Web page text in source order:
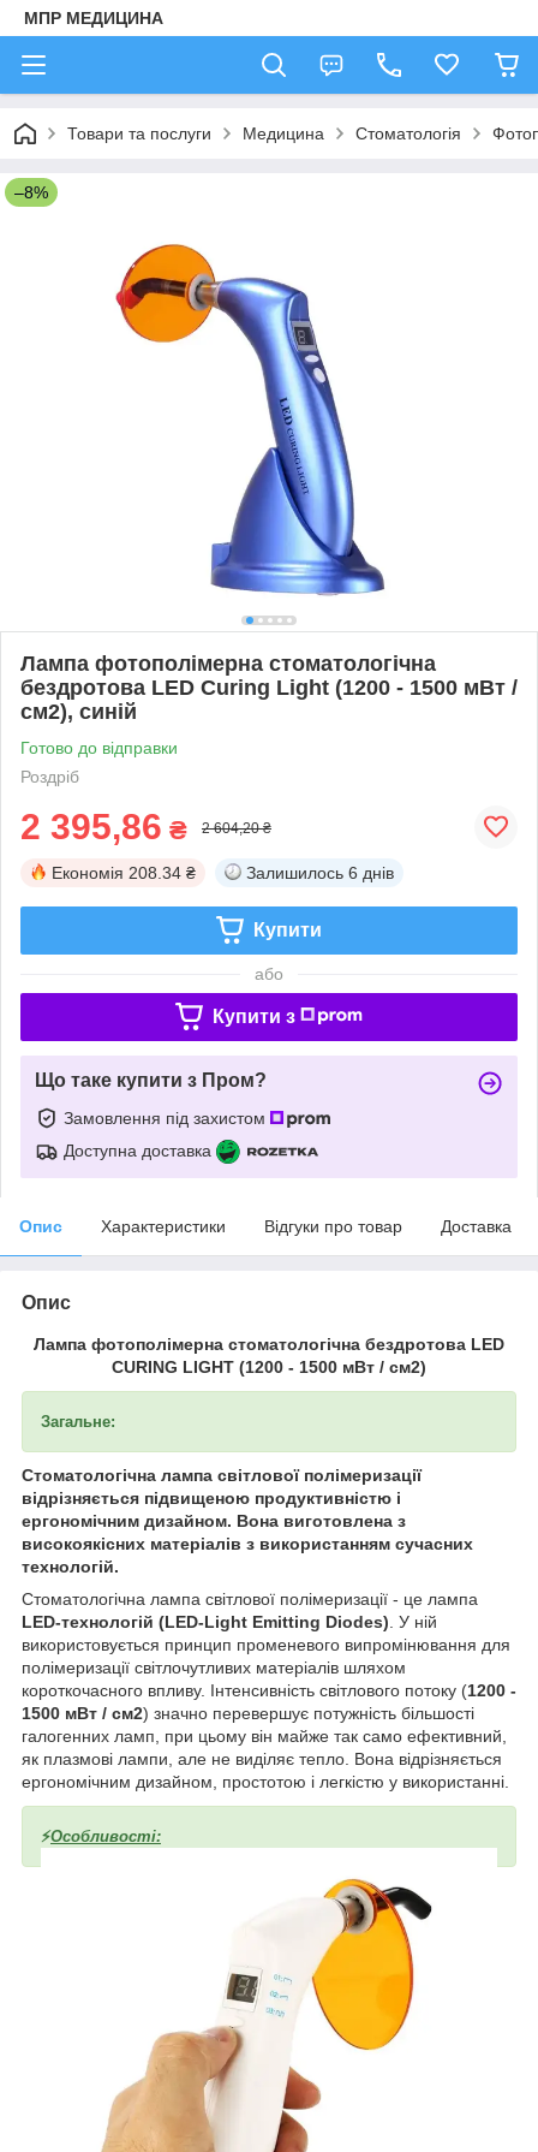
МПР МЕДИЦИНА
Товари та послуги Медицина Стоматологія
–8%
Лампа фотополімерна стоматологічна
бездротова LED Curing Light (1200 - 1500 мВт /
см2), синій
Готово до відправки
Роздріб
2 395,86 ₴ 2 604,20 ₴
Економія 208.34 ₴ Залишилось 6 днів
Купити
або
Купити з
Що таке купити з Пром?
Замовлення під захистом
Доступна доставка
Опис Характеристики Відгуки про товар Доставка
Опис
Лампа фотополімерна стоматологічна бездротова LED
CURING LIGHT (1200 - 1500 мВт / см2)
Загальне:
Стоматологічна лампа світлової полімеризації
відрізняється підвищеною продуктивністю і
ергономічним дизайном. Вона виготовлена з
високоякісних матеріалів з використанням сучасних
технологій.
Стоматологічна лампа світлової полімеризації - це лампа
LED-технологій (LED-Light Emitting Diodes) . У ній
використовується принцип променевого випромінювання для
полімеризації світлочутливих матеріалів шляхом
короткочасного впливу. Інтенсивність світлового потоку (1200 -
1500 мВт / см2) значно перевершує потужність більшості
галогенних ламп, при цьому він майже так само ефективний,
як плазмові лампи, але не виділяє тепло. Вона відрізняється
ергономічним дизайном, простотою і легкістю у використанні.
⚡️Особливості: